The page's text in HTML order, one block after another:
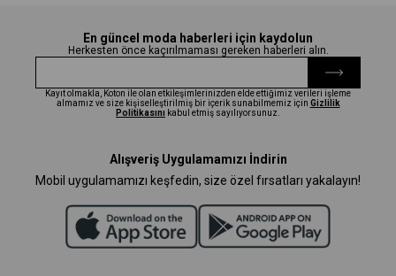
En güncel moda haberleri için kaydolun
Herkesten önce kaçırılmaması gereken haberleri alın.
Kayıt olmakla, Koton ile olan etkileşimlerinizden elde ettiğimiz verileri işleme
almamız ve size kişiselleştirilmiş bir içerik sunabilmemiz için Gizlilik
Politikasını kabul etmiş sayılıyorsunuz.
Alışveriş Uygulamamızı İndirin
Mobil uygulamamızı keşfedin, size özel fırsatları yakalayın!